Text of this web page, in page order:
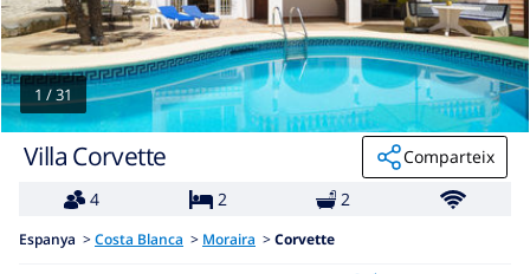
1 /31
Villa Corvette
Comparteix
4
2 2
Espanya > Costa Blanca > Moraira > Corvette